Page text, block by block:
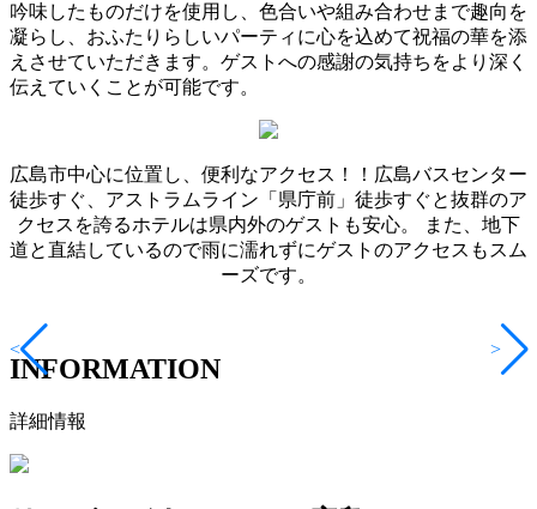
< >
吟味したものだけを使用し、色合いや組み合わせまで趣向を
凝らし、おふたりらしいパーティに心を込めて祝福の華を添
えさせていただきます。ゲストへの感謝の気持ちをより深く
伝えていくことが可能です。
広島市中心に位置し、便利なアクセス！！広島バスセンター
徒歩すぐ、アストラムライン「県庁前」徒歩すぐと抜群のア
クセスを誇るホテルは県内外のゲストも安心。 また、地下
道と直結しているので雨に濡れずにゲストのアクセスもスム
ーズです。
INFORMATION
詳細情報